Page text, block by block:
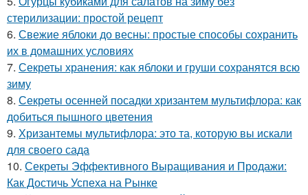
стерилизации: простой рецепт
6. Свежие яблоки до весны: простые способы сохранить
их в домашних условиях
7. Секреты хранения: как яблоки и груши сохранятся всю
зиму
8. Секреты осенней посадки хризантем мультифлора: как
добиться пышного цветения
9. Хризантемы мультифлора: это та, которую вы искали
для своего сада
10. Секреты Эффективного Выращивания и Продажи:
Как Достичь Успеха на Рынке